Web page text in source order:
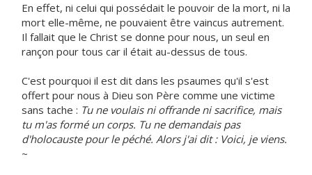
En effet, ni celui qui possédait le pouvoir de la mort, ni la
mort elle-même, ne pouvaient être vaincus autrement.
Il fallait que le Christ se donne pour nous, un seul en
rançon pour tous car il était au-dessus de tous.
C'est pourquoi il est dit dans les psaumes qu'il s'est
offert pour nous à Dieu son Père comme une victime
sans tache : Tu ne voulais ni offrande ni sacrifice, mais
tu m'as formé un corps. Tu ne demandais pas
d'holocauste pour le péché. Alors j'ai dit : Voici, je viens.
~